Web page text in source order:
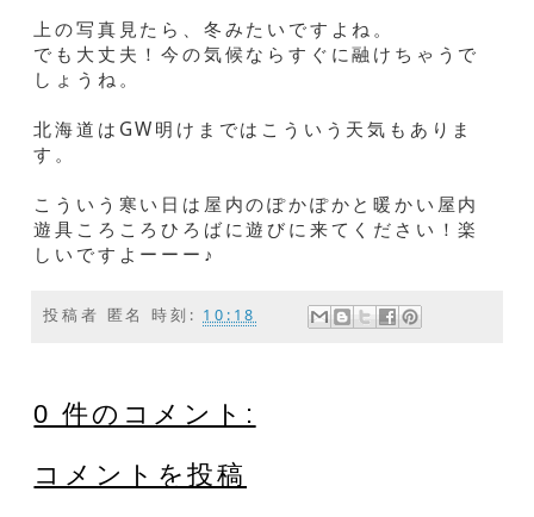
上の写真見たら、冬みたいですよね。
でも大丈夫！今の気候ならすぐに融けちゃうで
しょうね。
北海道はGW明けまではこういう天気もありま
す。
こういう寒い日は屋内のぽかぽかと暖かい屋内
遊具ころころひろばに遊びに来てください！楽
しいですよーーー♪
投稿者 匿名 時刻: 10:18
0 件のコメント:
コメントを投稿